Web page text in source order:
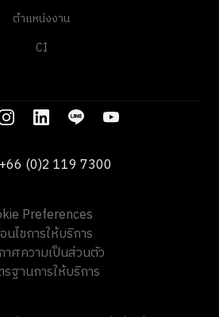
ตำแหน่งงาน
CI
+66 (0)2 119 7300
Preferences
นไขการให้บริการ
าศความเป็นส่วนตัว
รฐานการให้บริการ